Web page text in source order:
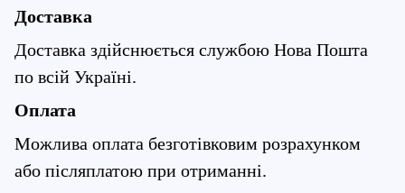
Доставка
Доставка здійснюється службою Нова Пошта
по всій Україні.
Оплата
Можлива оплата безготівковим розрахунком
або післяплатою при отриманні.